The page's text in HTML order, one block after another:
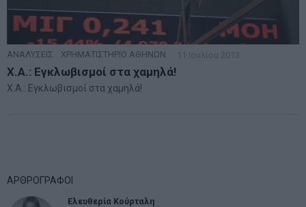
ΑΝΑΛΥΣΕΙΣ ΧΡΗΜΑΤΙΣΤΗΡΙΟ ΑΘΗΝΩΝ 11 Ιουλίου 2013
Χ.Α.: Eγκλωβισμοί στα χαμηλά!
Χ.Α.: Eγκλωβισμοί στα χαμηλά!
ΑΡΘΡΟΓΡΑΦΟΙ
Ελευθερία Κούρταλη